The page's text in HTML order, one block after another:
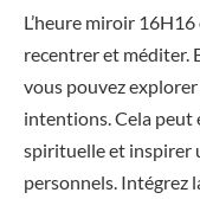
L’heure miroir
recentrer et méditer.
vous pouvez
intentions. Cela peut
spirituelle et inspirer
personnels. Intégrez